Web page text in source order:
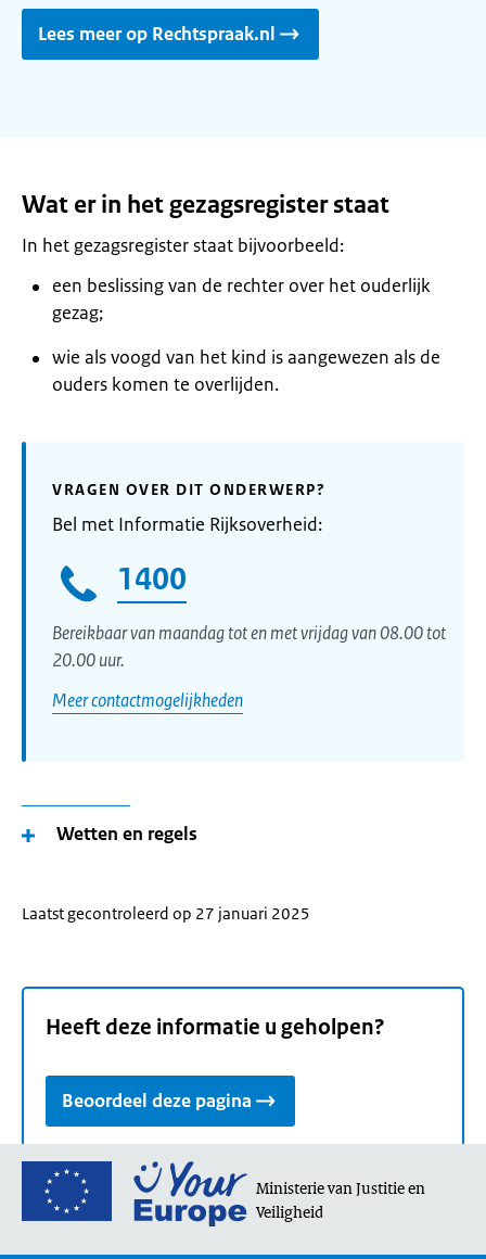
Lees meer op Rechtspraak.nl
Wat er in het gezagsregister staat
In het gezagsregister staat bijvoorbeeld:
een beslissing van de rechter over het ouderlijk
gezag;
wie als voogd van het kind is aangewezen als de
ouders komen te overlijden.
VRAGEN OVER DIT ONDERWERP?
Bel met Informatie Rijksoverheid:
1400
Bereikbaar van maandag tot en met vrijdag van 08.00 tot
20.00 uur.
Meer contactmogelijkheden
Wetten en regels
Laatst gecontroleerd op 27 januari 2025
Heeft deze informatie u geholpen?
Beoordeel deze pagina
Ga
naar
homepage
Ministerie van Justitie en
Veiligheid